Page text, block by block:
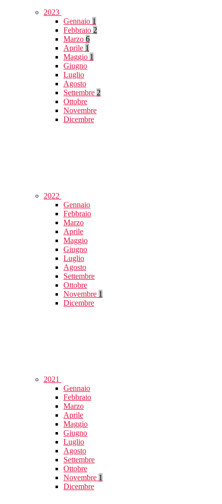
2023
Gennaio 1
Febbraio 2
Marzo 6
Aprile 1
Maggio 1
Giugno
Luglio
Agosto
Settembre 2
Ottobre
Novembre
Dicembre
2022
Gennaio
Febbraio
Marzo
Aprile
Maggio
Giugno
Luglio
Agosto
Settembre
Ottobre
Novembre 1
Dicembre
2021
Gennaio
Febbraio
Marzo
Aprile
Maggio
Giugno
Luglio
Agosto
Settembre
Ottobre
Novembre 1
Dicembre